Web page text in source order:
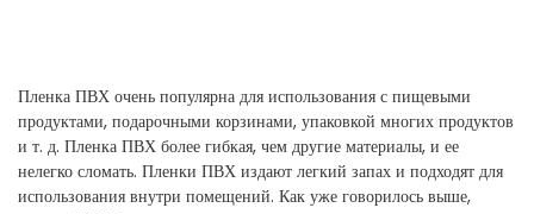
Пленка ПВХ очень популярна для использования с пищевыми
продуктами, подарочными корзинами, упаковкой многих продуктов
и т. д. Пленка ПВХ более гибкая, чем другие материалы, и ее
нелегко сломать. Пленки ПВХ издают легкий запах и подходят для
использования внутри помещений. Как уже говорилось выше,